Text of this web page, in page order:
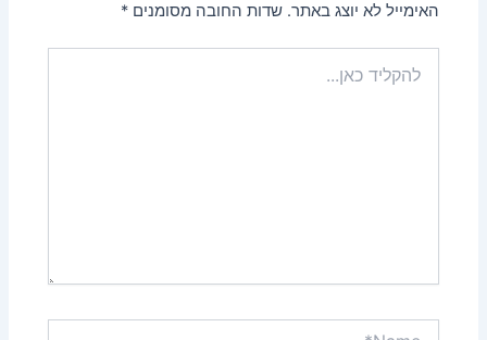
האימייל לא יוצג באתר. שדות החובה מסומנים*
כאן...